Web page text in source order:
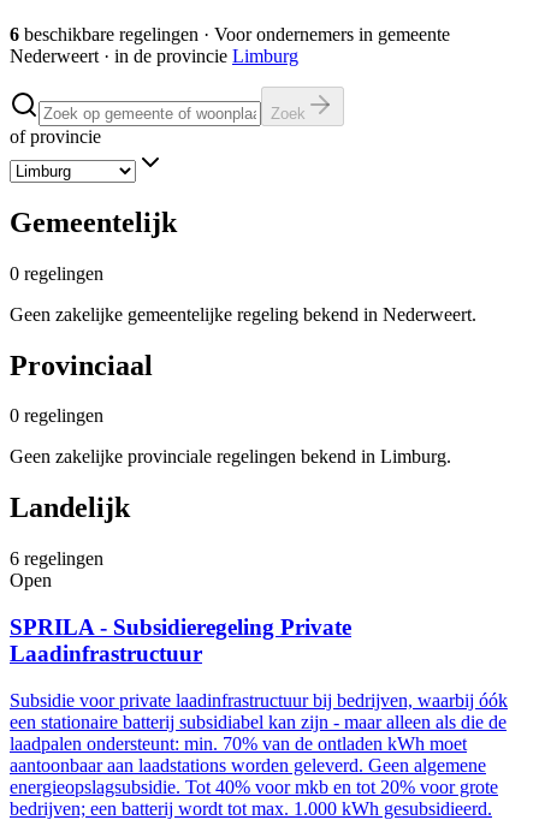
6 beschikbare regelingen · Voor ondernemers in gemeente
Nederweert · in de provincie Limburg
Zoek
of provincie
Gemeentelijk
0 regelingen
Geen zakelijke gemeentelijke regeling bekend in Nederweert.
Provinciaal
0 regelingen
Geen zakelijke provinciale regelingen bekend in Limburg.
Landelijk
6 regelingen
Open
SPRILA - Subsidieregeling Private
Laadinfrastructuur
Subsidie voor private laadinfrastructuur bij bedrijven, waarbij óók
een stationaire batterij subsidiabel kan zijn - maar alleen als die de
laadpalen ondersteunt: min. 70% van de ontladen kWh moet
aantoonbaar aan laadstations worden geleverd. Geen algemene
energieopslagsubsidie. Tot 40% voor mkb en tot 20% voor grote
bedrijven; een batterij wordt tot max. 1.000 kWh gesubsidieerd.